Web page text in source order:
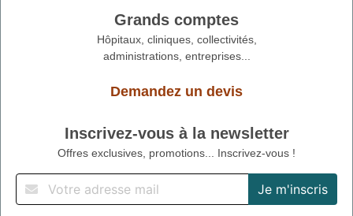
Grands comptes
Hôpitaux, cliniques, collectivités,
administrations, entreprises...
Demandez un devis
Inscrivez-vous à la newsletter
Offres exclusives, promotions... Inscrivez-vous !